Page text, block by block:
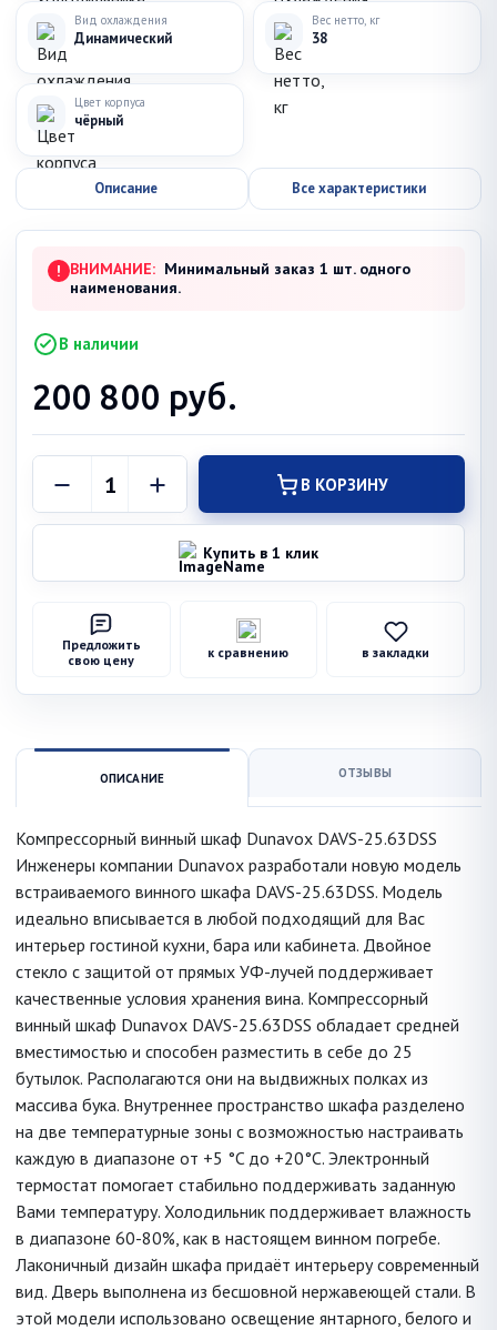
Вид охлаждения
Динамический
Вес нетто, кг
38
Цвет корпуса
чёрный
Описание Все характеристики
! ВНИМАНИЕ: Минимальный заказ 1 шт. одного
наименования.
В наличии
200 800 руб.
В КОРЗИНУ
Купить в 1 клик
Предложить
свою цену
к сравнению в закладки
ОПИСАНИЕ ОТЗЫВЫ
Компрессорный винный шкаф Dunavox DAVS-25.63DSS
Инженеры компании Dunavox разработали новую модель
встраиваемого винного шкафа DAVS-25.63DSS. Модель
идеально вписывается в любой подходящий для Вас
интерьер гостиной кухни, бара или кабинета. Двойное
стекло с защитой от прямых УФ-лучей поддерживает
качественные условия хранения вина. Компрессорный
винный шкаф Dunavox DAVS-25.63DSS обладает средней
вместимостью и способен разместить в себе до 25
бутылок. Располагаются они на выдвижных полках из
массива бука. Внутреннее пространство шкафа разделено
на две температурные зоны с возможностью настраивать
каждую в диапазоне от +5 °C до +20°C. Электронный
термостат помогает стабильно поддерживать заданную
Вами температуру. Холодильник поддерживает влажность
в диапазоне 60-80%, как в настоящем винном погребе.
Лаконичный дизайн шкафа придаёт интерьеру современный
вид. Дверь выполнена из бесшовной нержавеющей стали. В
этой модели использовано освещение янтарного, белого и